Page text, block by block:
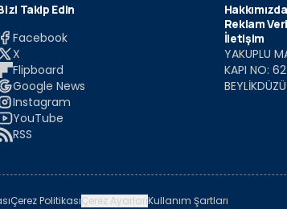
Takip Edin
Facebook
X
Flipboard
Google News
Instagram
YouTube
RSS
Hakkımızda
Reklam
İletişim
YAKUPLU
KAPI NO: 62
Çerez PolitikasıÇerez AyarlarıKullanım Şartları